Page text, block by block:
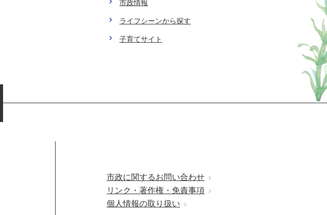
市政情報
ライフシーンから探す
子育てサイト
市政に関するお問い合わせ
リンク・著作権・免責事項
個人情報の取り扱い